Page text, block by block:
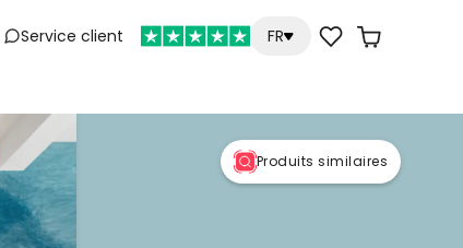
Service client FR
Produits similaires